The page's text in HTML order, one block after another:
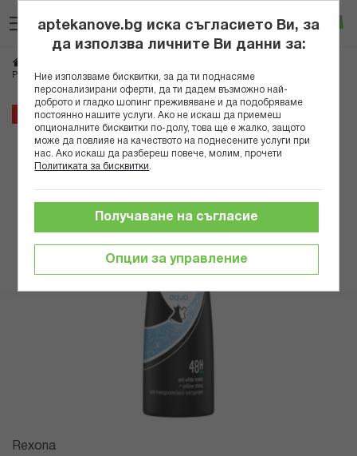
към
съдържанието
Вход
РЕКСОНА ДЕЗОДОРАНТ СПРЕЙ ИНВИЗИБЪЛ АКВА 150 МЛ
43%
Преминете
края
Преминете
Rexona
aptekanove.bg иска съгласието Ви, за
да използва личните Ви данни за:
Ние използваме бисквитки, за да ти поднасяме
персонализирани оферти, да ти дадем възможно най-
доброто и гладко шопинг преживяване и да подобряваме
постоянно нашите услуги. Ако не искаш да приемеш
опционалните бисквитки по-долу, това ще е жалко, защото
може да повлияе на качеството на поднесените услуги при
нас. Ако искаш да разбереш повече, молим, прочети
Политиката за бисквитки
Опции за управление
Получаване на съгласие